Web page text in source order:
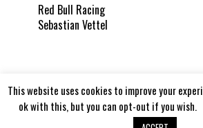
Red Bull Racing
Sebastian Vettel
Formula1report 2020
This website uses cookies to improve your
ok with this, but you can opt-out if you wish.